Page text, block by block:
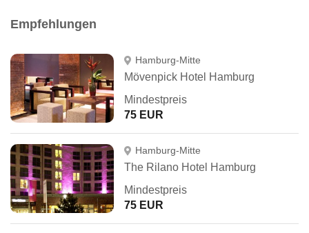
Empfehlungen
Hamburg-Mitte
Mövenpick Hotel Hamburg
Mindestpreis
75 EUR
Hamburg-Mitte
The Rilano Hotel Hamburg
Mindestpreis
75 EUR